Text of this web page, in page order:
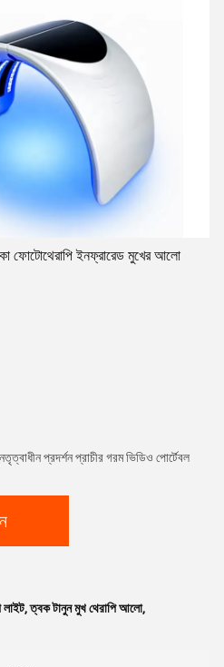
ফোটোথেরাপি ইনফ্রারেড মুখের আলো
প্রদর্শন প্রাচীর গরম ভিডিও পোর্টেবল
লাইট,ত্বক টানুন মুখ থেরাপি আলো,